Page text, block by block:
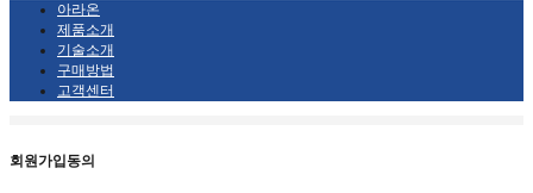
아라온
제품소개
기술소개
구매방법
고객센터
회원가입동의